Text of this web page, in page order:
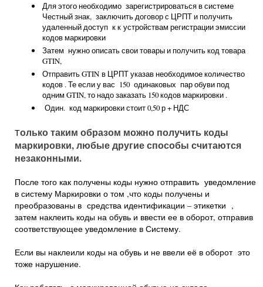
Для этого необходимо зарегистрироваться в системе
Честный знак, заключить договор с ЦРПТ и получить
удаленный доступ к к устройствам регистрации эмиссии
кодов маркировки
Затем нужно описать свои товары и получить код товара
GTIN,
Отправить GTIN в ЦРПТ указав необходимое количество
кодов . Те если у вас 150 одинаковых пар обуви под
одним GTIN, то надо заказать 150 кодов маркировки .
Один. код маркировки стоит 0,50 р + НДС
Только таким образом можно получить коды
маркировки, любые другие способы считаются
незаконными.
После того как получены коды нужно отправить уведомление
в систему Маркировки о том ,что коды получены и
преобразованы в средства идентификации – этикетки ,
затем наклеить коды на обувь и ввести ее в оборот, отправив
соответствующее уведомление в Систему.
Если вы наклеили коды на обувь и не ввели её в оборот это
тоже нарушение.